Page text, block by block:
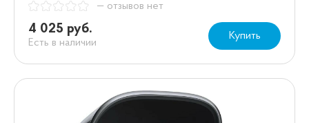
— отзывов нет
4 025 руб.
Есть в наличии
Купить